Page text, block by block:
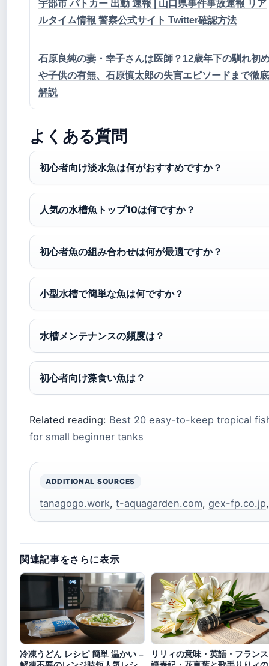
宇部市 パトカー 出動 速報 | 山口県事件事故速報 リア
ルタイム情報 警察公式サイト Twitter確認方法
石原良純の妻・幸子さんは医師？12歳年下の馴れ初
や子供の有無、石原慎太郎の失言エピソードまで徹底
解説
よくある質問
初心者向け淡水魚は何がおすすめですか？
人気の水槽魚トップ10は何ですか？
初心者魚の組み合わせは何が最適ですか？
小型水槽で簡単な魚は何ですか？
水槽メンテナンスの頻度は？
初心者向け藻食い魚は？
Related reading: Best 20 easy-to-keep tropical
for small beginner tanks
ADDITIONAL SOURCES
tanagogo.work, t-aquagarden.com, gex-fp.co.jp
関連記事をさらに表示
冷凍うどん レシピ 簡単 温かい –
リリィの意味・英語・フランス